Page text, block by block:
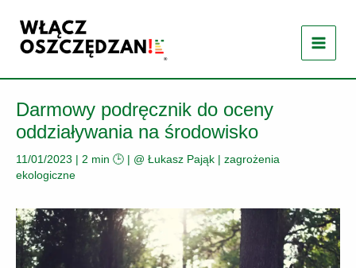
treści
Darmowy podręcznik do oceny
oddziaływania na środowisko
11/01/2023 | 2 min 🕒 | @ Łukasz Pająk | zagrożenia
ekologiczne